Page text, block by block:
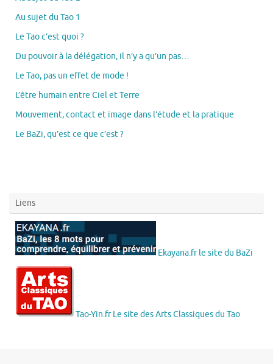
Au sujet du Tao 1
Le Tao c’est quoi ?
Du pouvoir à la délégation, il n’y a qu’un pas…
Le Tao, pas un effet de mode !
L’être humain entre Ciel et Terre
Mouvement, contact et image dans l’étude et la pratique
Le BaZi, qu’est ce que c’est ?
Liens
Ekayana.fr le site du BaZi
Tao-Yin.fr Le site des Arts Classiques du Tao